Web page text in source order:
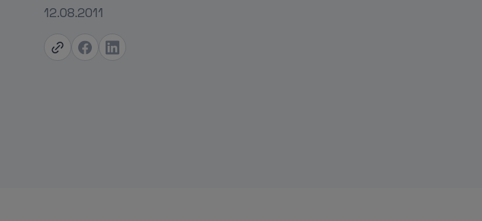
12.08.2011